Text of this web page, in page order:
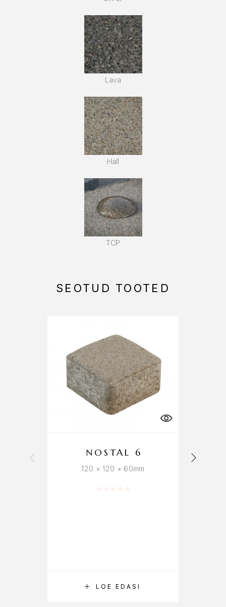
Lava
Hall
TCP
SEOTUD TOOTED
LOE EDASI
NOSTAL 6
120 × 120 × 60mm